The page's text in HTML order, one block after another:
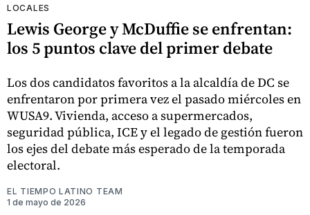
LOCALES
Lewis George y McDuffie se enfrentan:
los 5 puntos clave del primer debate
Los dos candidatos favoritos a la alcaldía de DC se
enfrentaron por primera vez el pasado miércoles en
WUSA9. Vivienda, acceso a supermercados,
seguridad pública, ICE y el legado de gestión fueron
los ejes del debate más esperado de la temporada
electoral.
EL TIEMPO LATINO TEAM
1 de mayo de 2026